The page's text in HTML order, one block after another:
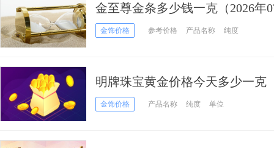
金至尊金条多少钱一克（2026年
金饰价格 参考价格 产品名称 纯度
明牌珠宝黄金价格今天多少一克
金饰价格 产品名称 纯度 单位